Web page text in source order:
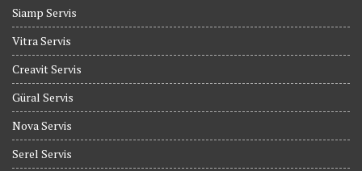
Siamp Servis
Vitra Servis
Creavit Servis
Güral Servis
Nova Servis
Serel Servis